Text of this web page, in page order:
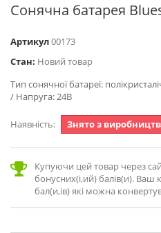
Сонячна батарея
Артикул00173
Стан: Новий товар
Тип сонячної батареї:
/ Напруга: 24В
Наявність: Знято з
Купуючи цей товар через
бонусних(і,ий) балів(и). Ваш
бал(и,ів) які можна